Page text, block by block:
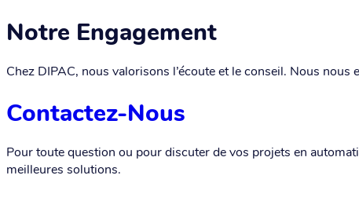
Notre Engagement
Chez DIPAC, nous valorisons l’écoute et le conseil. Nous
Contactez-Nous
Pour toute question ou pour discuter de vos projets en
meilleures solutions.